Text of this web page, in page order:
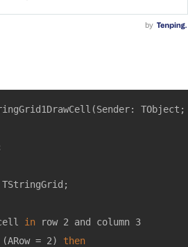
in row 2 and column 3
= 2) then